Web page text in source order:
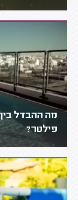
מה ההבדל
פילטר?